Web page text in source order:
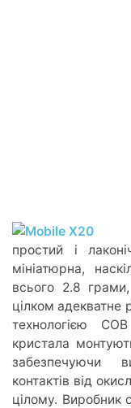
простий і
мініатюрна,
всього 2.8
цілком адекватне
технологією
кристала
забезпечуючи
контактів від
цілому. Виробник